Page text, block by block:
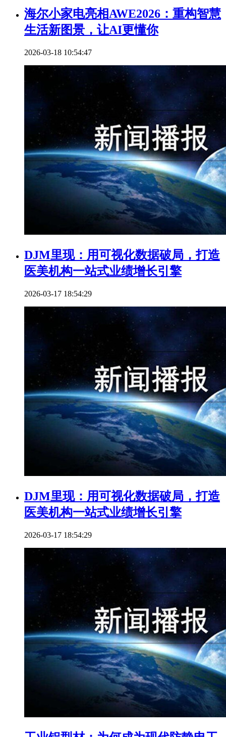
海尔小家电亮相AWE2026：重构智慧
生活新图景，让AI更懂你
2026-03-18 10:54:47
DJM里现：用可视化数据破局，打造
医美机构一站式业绩增长引擎
2026-03-17 18:54:29
DJM里现：用可视化数据破局，打造
医美机构一站式业绩增长引擎
2026-03-17 18:54:29